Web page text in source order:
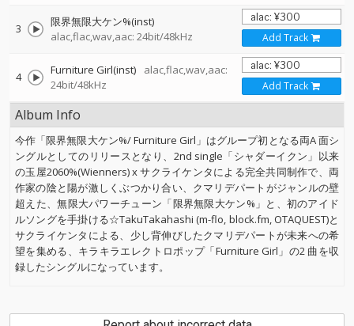
3
限界無限大ケン%(inst)
alac,flac,wav,aac: 24bit/48kHz
Add Track
4 Furniture Girl(inst)
alac,flac,wav,aac:
24bit/48kHz
Add Track
Album Info
今作「限界無限大ケン%/ Furniture Girl」はグループ初となる両A 面シ
ングルとしてのリリースとなり、2nd single「シャダーイクン」以来
の玉屋2060%(Wienners) x サクライケンタによる完全共同制作で、両
作家の陰と陽が激しくぶつかり合い、クマリデパートがジャンルの壁
超えた、無限大パワーチューン「限界無限大ケン%」と、初のアイド
ルソングを手掛ける☆TakuTakahashi (m-flo, block.fm, OTAQUEST)と
サクライケンタによる、少し背伸びしたクマリデパートが未来への希
望を集める、キラキラエレクトロポップ「Furniture Girl」の2 曲を収
録したシングルになっています。